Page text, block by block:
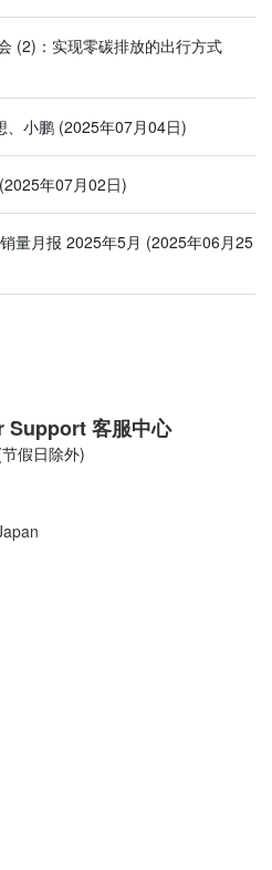
(2)：实现零碳排放的出行方式
、小鹏 (2025年07月04日)
(2025年07月02日)
量月报 2025年5月 (2025年06月25
客服中心
假日除外)